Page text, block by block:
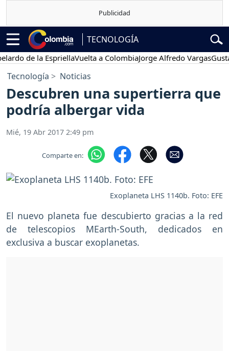
TECNOLOGÍA
de la EspriellaVuelta a ColombiaJorge Alfredo VargasGustavo
Tecnología Noticias
Descubren una supertierra que
podría albergar vida
Mié, 19 Abr 2017 2:49 pm
Comparte en:
Exoplaneta LHS 1140b. Foto: EFE
El nuevo planeta fue descubierto gracias a la red
de telescopios MEarth-South, dedicados en
exclusiva a buscar exoplanetas.